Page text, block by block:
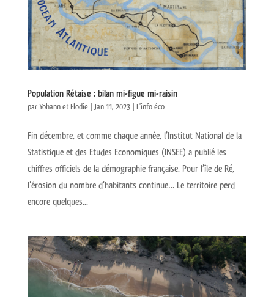
Population Rétaise : bilan mi-figue mi-raisin
parYohann et Elodie| Jan 11, 2023| L'info éco
Fin décembre, et comme chaque année, l’Institut National de la
Statistique et des Etudes Economiques (INSEE) a publié les
chiffres officiels de la démographie française. Pour l’île de Ré,
l’érosion du nombre d’habitants continue… Le territoire perd
encore quelques...